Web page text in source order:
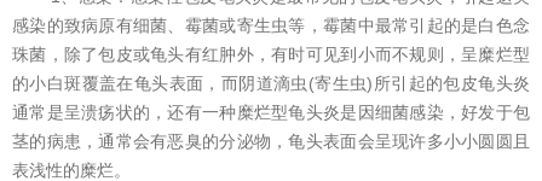
感染的致病原有细菌、霉菌或寄生虫等，霉菌中最常引起的是白色念
珠菌，除了包皮或龟头有红肿外，有时可见到小而不规则，呈糜烂型
的小白斑覆盖在龟头表面，而阴道滴虫(寄生虫)所引起的包皮龟头炎
通常是呈溃疡状的，还有一种糜烂型龟头炎是因细菌感染，好发于包
茎的病患，通常会有恶臭的分泌物，龟头表面会呈现许多小小圆圆且
表浅性的糜烂。